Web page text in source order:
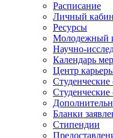
Расписание
Личный
Ресурсы
Молодежный
Научно-
Календарь
Центр
Бланки
Стипендии